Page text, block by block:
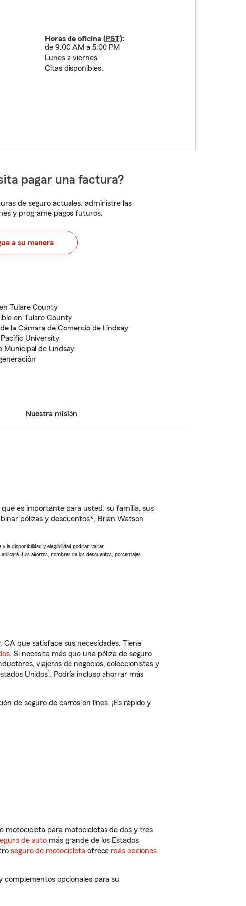
Horas de oficina (PST):
de 9:00 AM a 5:00 PM
Lunes a viernes
Citas disponibles.
pagar una factura?
de seguro actuales, administre las
y programe pagos futuros.
a su manera
Tulare County
en Tulare County
la Cámara de Comercio de Lindsay
University
Municipal de Lindsay
Nuestra misión
es importante para usted: su familia, sus
pólizas y descuentos*, Brian Watson
la disponibilidad y elegibilidad podrían variar.
Los ahorros, nombres de los descuentos, porcentajes,
CA que satisface sus necesidades. Tiene
. Si necesita más que una póliza de seguro
viajeros de negocios, coleccionistas y
Unidos1. Podría incluso ahorrar más
de seguro de carros en línea. ¡Es rápido y
motocicleta para motocicletas de dos y tres
de auto más grande de los Estados
seguro de motocicleta ofrece más opciones
complementos opcionales para su